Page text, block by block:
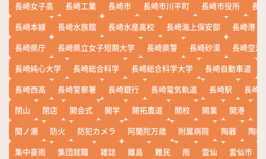
長崎女子高
長崎工業 長崎市 長崎市川平町 長崎市役所
長
長崎本線
長崎水族館 長崎水産高校 長崎海上保安部
長崎港
長崎県庁
長崎県立女子短期大学 長崎県警 長崎砂漠
長崎空港
長崎純心大学
長崎総合科学 長崎総合科学大学 長崎自動車道
長崎西高
長崎警察署 長崎銀行 長崎電気軌道 長崎駅
長崎
閉山
閉店 開会式 開学 開拓農道 開校 開業 開港
間ノ瀬
防火 防犯カメラ 阿蘭陀万歳 附属病院 陶器
陶器
集中豪雨
集団就職 雑誌 離島 難民 雨 雲仙 雲仙市